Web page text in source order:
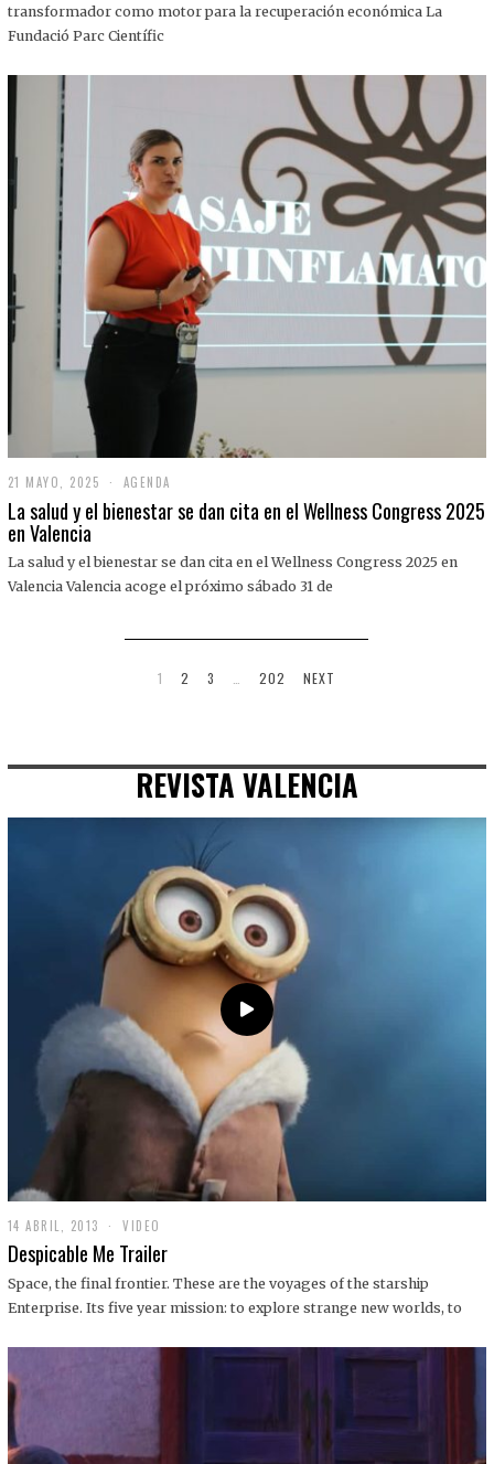
0
2
transformador como motor para la recuperación económica La
Fundació Parc Científic
21 MAYO, 2025
1
M
O
,
AGENDA
La salud y el bienestar se dan cita en el Wellness Congress 2025
en Valencia
La salud y el bienestar se dan cita en el Wellness Congress 2025 en
Valencia Valencia acoge el próximo sábado 31 de
1 2 3 202 NEXT
REVISTA VALENCIA
14 ABRIL, 2013
9
D
C
I
1
VIDEO
Despicable Me Trailer
Space, the final frontier. These are the voyages of the starship
Enterprise. Its five year mission: to explore strange new worlds, to